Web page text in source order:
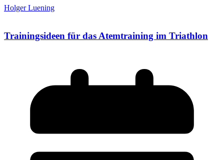
Holger Luening
Trainingsideen für das Atemtraining im Triathlon